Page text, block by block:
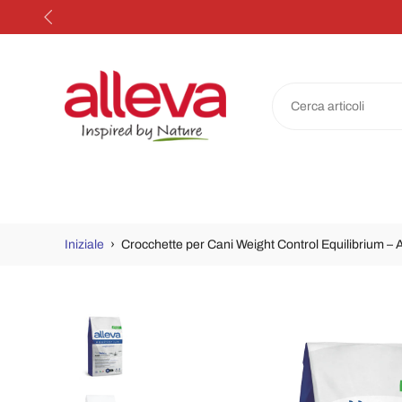
Salta
Iniziale › Crocchette per Cani Weight Control Equilibrium –
Passa
alle
informazioni